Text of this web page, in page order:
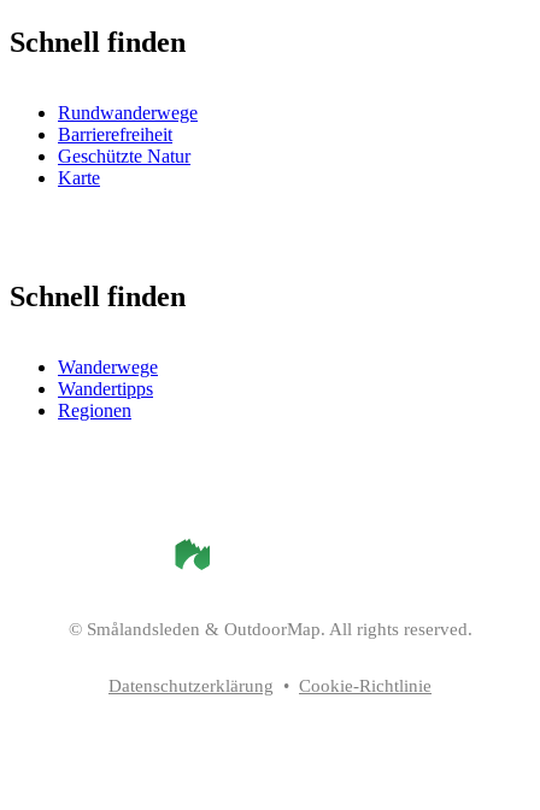
Schnell finden
Rundwanderwege
Barrierefreiheit
Geschützte Natur
Karte
Schnell finden
Wanderwege
Wandertipps
Regionen
© Smålandsleden & OutdoorMap. All rights reserved.
Datenschutzerklärung • Cookie-Richtlinie